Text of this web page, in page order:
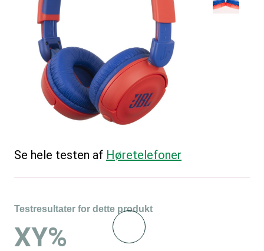
Se hele testen af Høretelefoner
Testresultater for dette produkt
XY%